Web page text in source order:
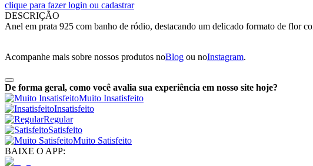
clique para fazer login ou cadastrar
DESCRIÇÃO
Anel em prata 925 com banho de ródio, destacando um delicado formato de flor
Acompanhe mais sobre nossos produtos noBlog ou noInstagram.
De forma geral, como você avalia sua experiência em nosso site hoje?
Muito Insatisfeito
Insatisfeito
Regular
Satisfeito
Muito Satisfeito
BAIXE O APP: